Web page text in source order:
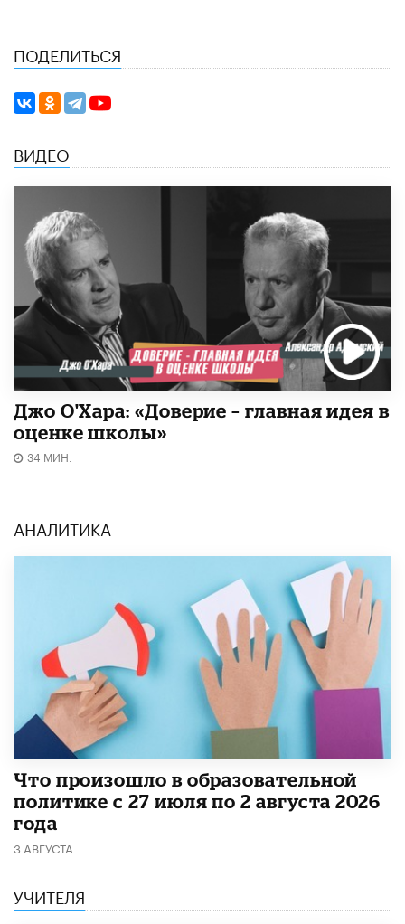
ПОДЕЛИТЬСЯ
ВИДЕО
Джо О'Хара: «Доверие – главная идея в
оценке школы»
34 МИН.
АНАЛИТИКА
​Что произошло в образовательной
политике с 27 июля по 2 августа 2026
года
3 АВГУСТА
УЧИТЕЛЯ